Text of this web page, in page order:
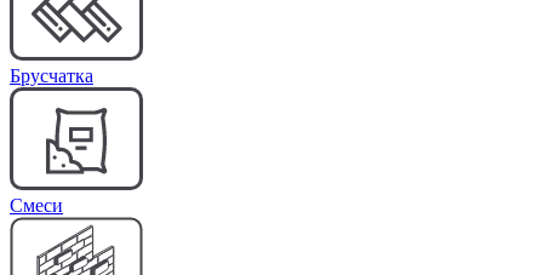
Брусчатка
Cмеси